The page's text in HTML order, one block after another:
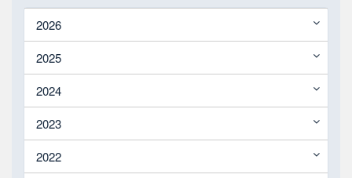
2026
2025
2024
2023
2022